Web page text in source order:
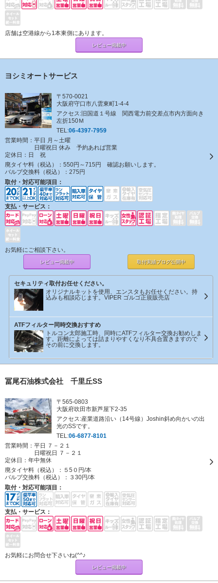
店舗は空港線から1本東側にあります。
レビュー掲載中
ヨシミオートサービス
〒570-0021
大阪府守口市八雲東町1-4-4
アクセス:旧国道１号線 関西電力前交差点市内方面向き
左折150Ｍ
TEL:06-4397-7959
営業時間：平日 月～土曜
日曜祝日 休み 予約あれば営業
定休日： 日 祝
廃タイヤ料（税込）： 550円～715円 確認お願いします。
バルブ交換料（税込）： 275円
取付・対応可能項目：
支払・サービス：
お気軽にご相談下さい。
レビュー掲載中 取付実績ブログ公開中
セキュリティ取付お任せください。
オリジナルキットを使用、エンスタもお任せください。持
込みも相談応じます。VIPER ゴルゴ正規販売店
ATFフィルター同時交換おすすめ
トルコン太郎施工時、同時にATFフィルター交換お勧めしま
す。距離によっては詰まりやすくなり不具合置きますので
その前に交換します。
冨尾石油株式会社 千里丘SS
〒565-0803
大阪府吹田市新芦屋下2-35
アクセス:産業道路沿い（14号線）Joshin斜め向かいの出
光のSSです。
TEL:06-6877-8101
営業時間：平日 ７－２１
日曜祝日 ７－２１
定休日： 年中無休
廃タイヤ料（税込）： ５5０円/本
バルブ交換料（税込）： ３30円/本
取付・対応可能項目：
支払・サービス：
お気軽にお問合せ下さいね(^^♪
レビュー掲載中